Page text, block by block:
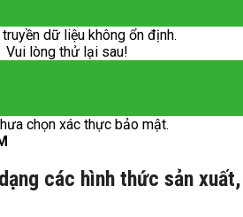
dữ liệu không ổn định.
Vui lòng thử lại sau!
chọn xác thực bảo mật.
các hình thức sản